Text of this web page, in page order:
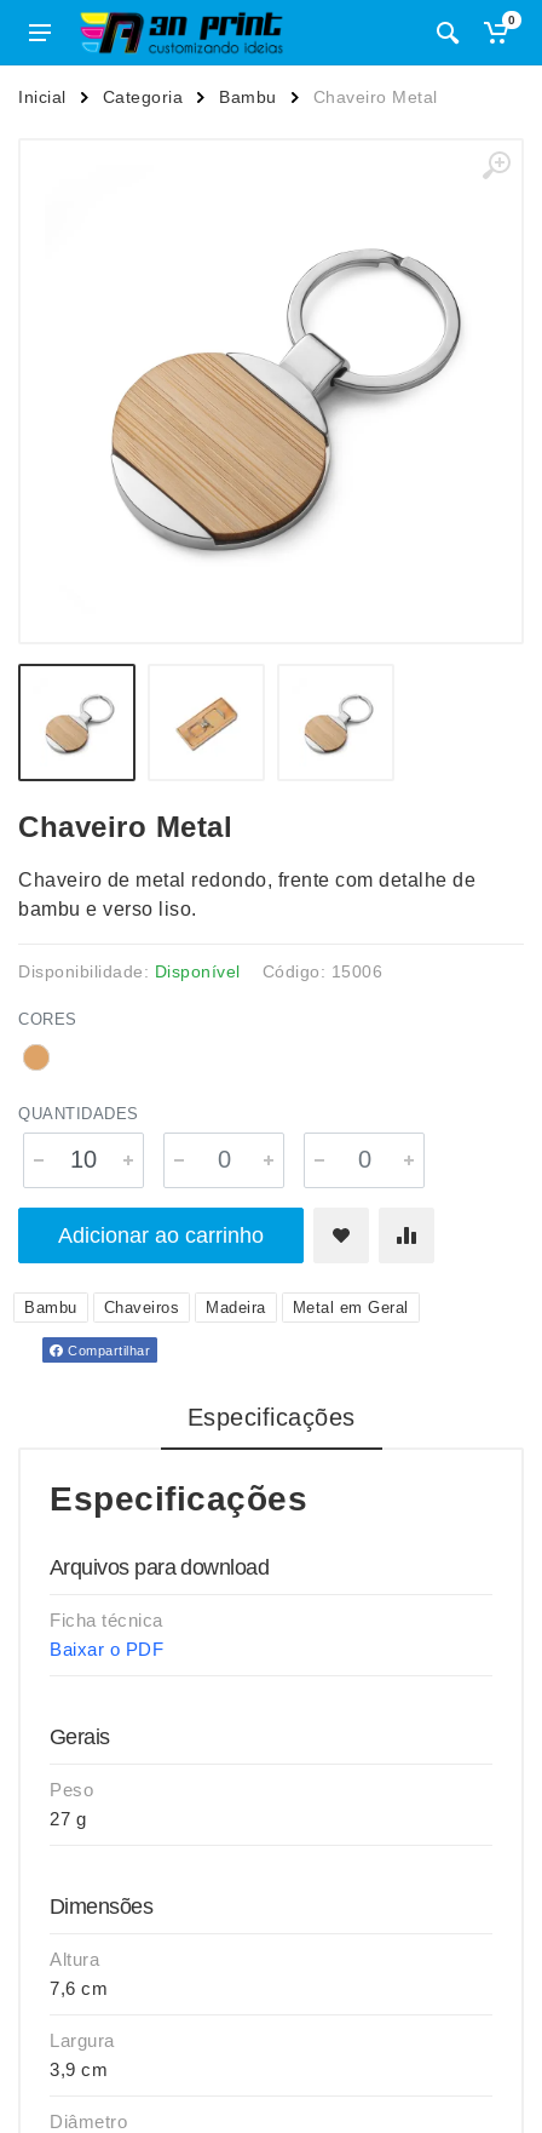
0
Inicial Categoria Bambu Chaveiro Metal
Chaveiro Metal
Chaveiro de metal redondo, frente com detalhe de
bambu e verso liso.
Disponibilidade: Disponível Código: 15006
CORES
QUANTIDADES
Adicionar ao carrinho
Bambu Chaveiros Madeira Metal em Geral
Compartilhar
Especificações
Especificações
Arquivos para download
Ficha técnica
Baixar o PDF
Gerais
Peso
27 g
Dimensões
Altura
7,6 cm
Largura
3,9 cm
Diâmetro